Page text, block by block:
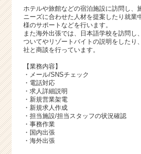
ホテルや旅館などの宿泊施設に訪問し、
ニーズに合わせた人材を提案したり就業
様のサポートなどを行います。
また海外出張では、日本語学校を訪問し
ついてやリゾートバイトの説明をしたり
社と商談を行っています。
【業務内容】
・メール/SNSチェック
・電話対応
・求人詳細説明
・新規営業架電
・新規求人作成
・担当施設/担当スタッフの状況確認
・事務作業
・国内出張
・海外出張